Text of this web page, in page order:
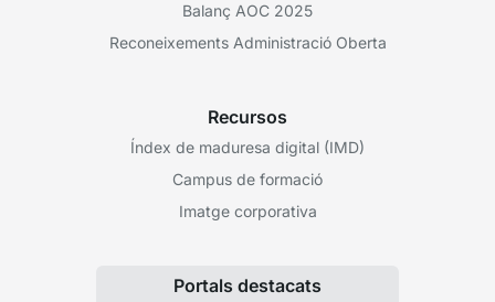
Balanç AOC 2025
Reconeixements Administració Oberta
Recursos
Índex de maduresa digital (IMD)
Campus de formació
Imatge corporativa
Portals destacats